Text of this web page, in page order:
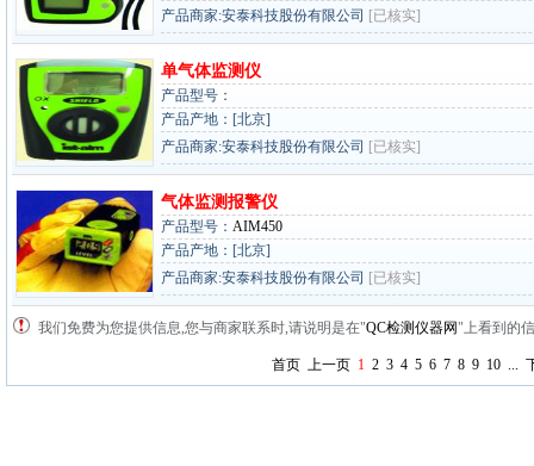
产品商家:安泰科技股份有限公司 [已核实]
单气体监测仪
产品型号：
产品产地：[北京]
产品商家:安泰科技股份有限公司 [已核实]
气体监测报警仪
产品型号： AIM450
产品产地：[北京]
产品商家:安泰科技股份有限公司 [已核实]
我们免费为您提供信息,您与商家联系时,请说明是在"QC检测仪器网"上看到的
首页 上一页 1 2 3 4 5 6 7 8 9 10 ...